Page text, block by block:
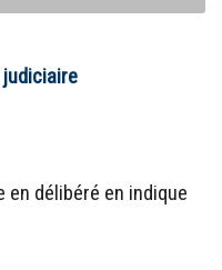
judiciaire
en délibéré en indique